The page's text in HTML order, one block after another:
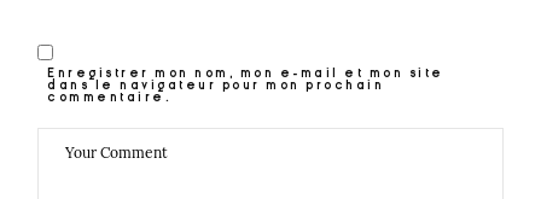
Enregistrer mon nom, mon e-mail et mon site
dans le navigateur pour mon prochain
commentaire.